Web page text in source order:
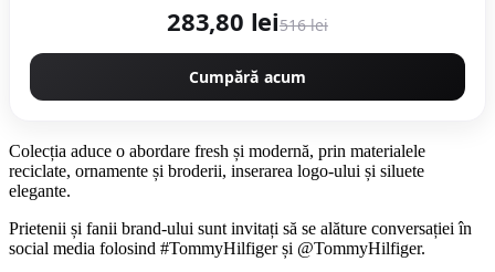
283,80 lei516 lei
Cumpără acum
Colecția aduce o abordare fresh și modernă, prin materialele
reciclate, ornamente și broderii, inserarea logo-ului și siluete
elegante.
Prietenii și fanii brand-ului sunt invitați să se alăture conversației în
social media folosind #TommyHilfiger și @TommyHilfiger.